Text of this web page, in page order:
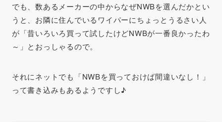
でも、数あるメーカーの中からなぜNWBを選んだかとい
うと、お隣に住んでいるワイパーにちょっとうるさい人
が「昔いろいろ買って試したけどNWBが一番良かったわ
～ 」とおっしゃるので。
それにネットでも「NWBを買っておけば間違いなし！ 」
って書き込みもあるようですし♪